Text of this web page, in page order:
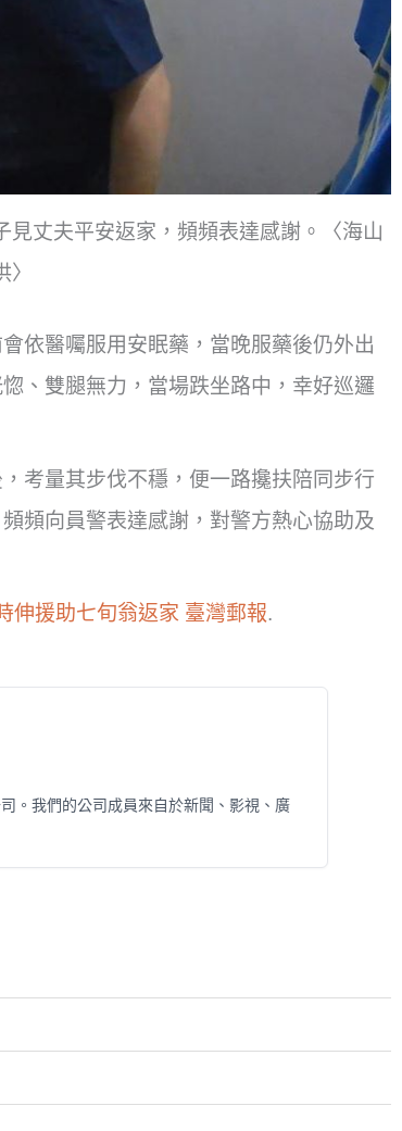
見丈夫平安返家，頻頻表達感謝。〈海山
依醫囑服用安眠藥，當晚服藥後仍外出
、雙腿無力，當場跌坐路中，幸好巡邏
考量其步伐不穩，便一路攙扶陪同步行
頻向員警表達感謝，對警方熱心協助及
伸援助七旬翁返家 臺灣郵報.
。我們的公司成員來自於新聞、影視、廣